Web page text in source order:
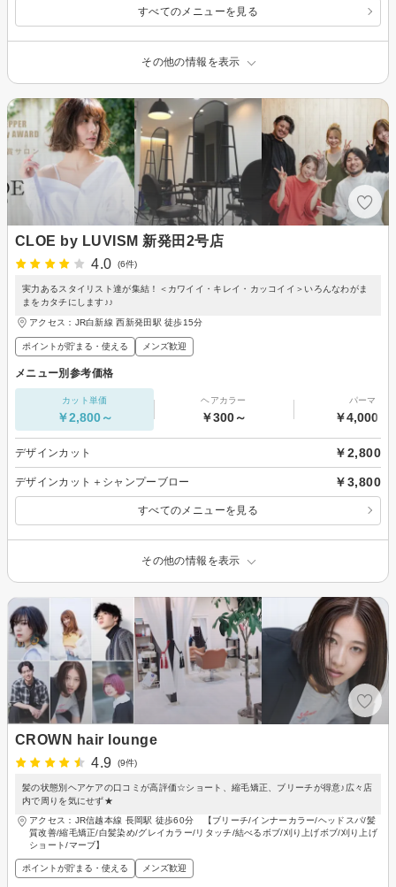
すべてのメニューを見る
その他の情報を表示
CLOE by LUVISM 新発田2号店
4.0
(6件)
実力あるスタイリスト達が集結！＜カワイイ・キレイ・カッコイイ＞いろんなわがま
まをカタチにします♪♪
アクセス：JR白新線 西新発田駅 徒歩15分
ポイントが貯まる・使える メンズ歓迎
メニュー別参考価格
カット単価
￥2,800～
ヘアカラー
￥300～
パーマ
￥4,000～
デザインカット ￥2,800
デザインカット＋シャンプーブロー ￥3,800
すべてのメニューを見る
その他の情報を表示
CROWN hair lounge
4.9
(9件)
髪の状態別ヘアケアの口コミが高評価☆ショート、縮毛矯正、ブリーチが得意♪広々店
内で周りを気にせず★
アクセス：JR信越本線 長岡駅 徒歩60分 【ブリーチ/インナーカラー/ヘッドスパ/髪
質改善/縮毛矯正/白髪染め/グレイカラー/リタッチ/結べるボブ/刈り上げボブ/刈り上げ
ショート/マーブ】
ポイントが貯まる・使える メンズ歓迎